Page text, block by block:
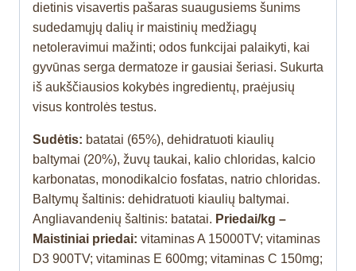
dietinis visavertis pašaras suaugusiems šunims
sudedamųjų dalių ir maistinių medžiagų
netoleravimui mažinti; odos funkcijai palaikyti, kai
gyvūnas serga dermatoze ir gausiai šeriasi. Sukurta
iš aukščiausios kokybės ingredientų, praėjusių
visus kontrolės testus.
Sudėtis: batatai (65%), dehidratuoti kiaulių
baltymai (20%), žuvų taukai, kalio chloridas, kalcio
karbonatas, monodikalcio fosfatas, natrio chloridas.
Baltymų šaltinis: dehidratuoti kiaulių baltymai.
Angliavandenių šaltinis: batatai. Priedai/kg –
Maistiniai priedai: vitaminas A 15000TV; vitaminas
D3 900TV; vitaminas E 600mg; vitaminas C 150mg;